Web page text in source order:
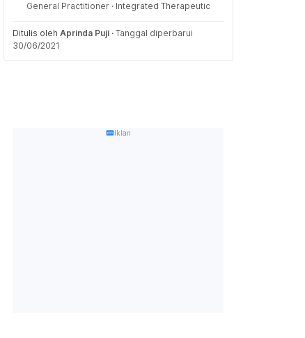
General Practitioner · Integrated Therapeutic
Ditulis oleh Aprinda Puji · Tanggal diperbarui
30/06/2021
Iklan